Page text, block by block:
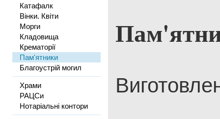
Катафалк
Вінки. Квіти
Морги
Кладовища
Крематорії
Пам'ятники
Благоустрій могил
Храми
РАЦСи
Нотаріальні контори